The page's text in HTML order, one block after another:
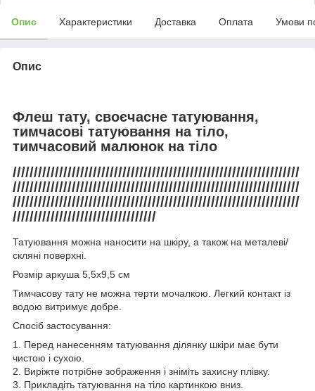
Опис Характеристики Доставка Оплата Умови
Опис
Флеш тату, своєчасне татуювання,
тимчасові татуювання на тіло,
тимчасовий малюнок на тіло
////////////////////////////////////////////////////////////////////
////////////////////////////////////////////////////////////////////
////////////////////////////////////////////////////////////////////
//////////////////////////////////
Татуювання можна наносити на шкіру, а також на металеві/
скляні поверхні.
Розмір аркуша 5,5х9,5 см
Тимчасову тату не можна терти мочалкою. Легкий контакт із
водою витримує добре.
Спосіб застосування:
1. Перед нанесенням татуювання ділянку шкіри має бути
чистою і сухою.
2. Виріжте потрібне зображення і зніміть захисну плівку.
3. Прикладіть татуювання на тіло картинкою вниз.